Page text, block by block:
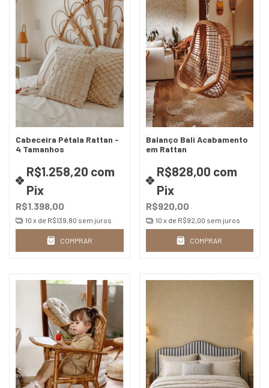
Cabeceira Pétala Rattan -
4 Tamanhos
R$1.398,00
R$1.258,20 com
Pix
10 x de R$139,80 sem juros
COMPRAR
Balanço Bali Acabamento
em Rattan
R$920,00
R$828,00 com
Pix
10 x de R$92,00 sem juros
COMPRAR